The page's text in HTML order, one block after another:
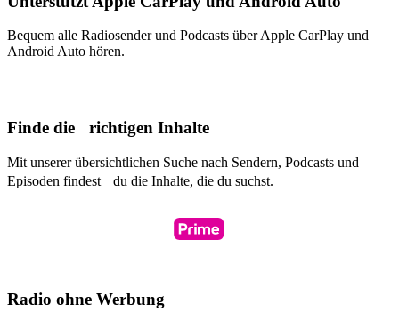
Bequem alle Radiosender und Podcasts über Apple CarPlay und
Android Auto hören.
Finde die richtigen Inhalte
Mit unserer übersichtlichen Suche nach Sendern, Podcasts und
Episoden findest du die Inhalte, die du suchst.
Radio ohne Werbung